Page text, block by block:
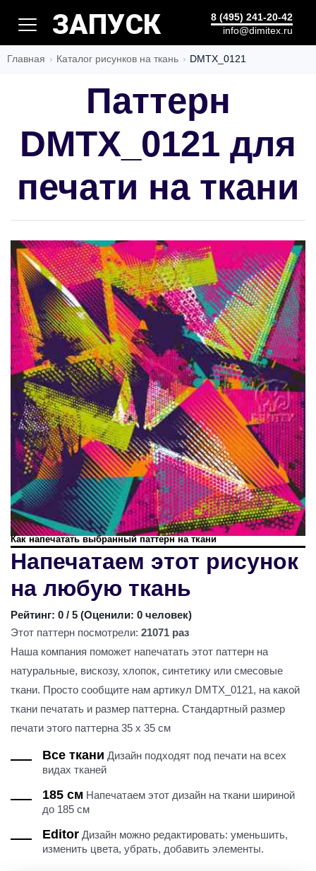
ПОШИВ
8 (495) 241-20-42
info@dimitex.ru
Главная Каталог рисунков на ткань DMTX_0121
Паттерн
DMTX_0121 для
печати на ткани
Как напечатать выбранный паттерн на ткани
Напечатаем этот рисунок
на любую ткань
Рейтинг: 0 / 5 (Оценили: 0 человек)
Этот паттерн посмотрели: 21071 раз
Наша компания поможет напечатать этот паттерн на
натуральные, вискозу, хлопок, синтетику или смесовые
ткани. Просто сообщите нам артикул DMTX_0121, на какой
ткани печатать и размер паттерна. Стандартный размер
печати этого паттерна 35 х 35 см
Все ткани Дизайн подходят под печати на всех
видах тканей
185 см Напечатаем этот дизайн на ткани шириной
до 185 см
Editor Дизайн можно редактировать: уменьшить,
изменить цвета, убрать, добавить элементы.